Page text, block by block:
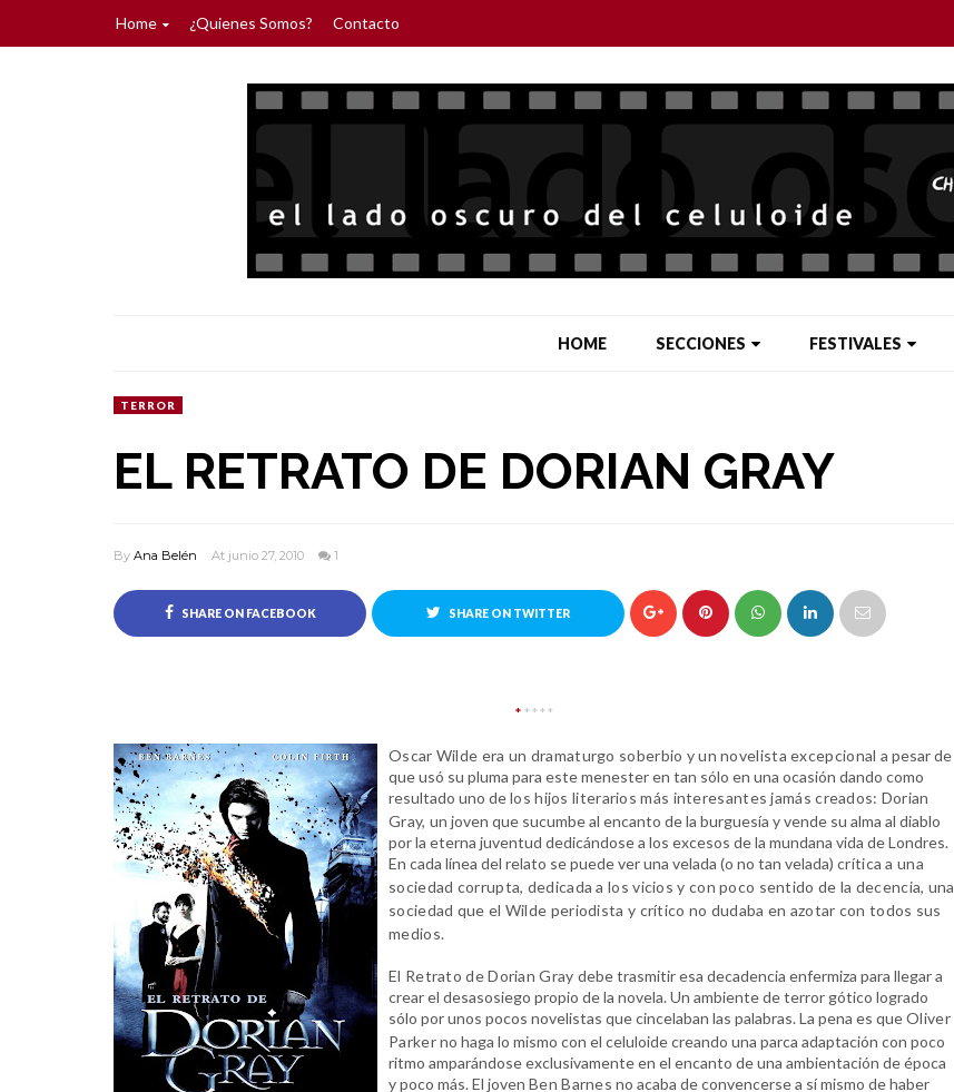
Home ¿Quienes Somos? Contacto
HOME SECCIONES FESTIVALES
TERROR
EL RETRATO DE DORIAN GRAY
By Ana Belén At junio 27, 2010 1
SHARE ON FACEBOOK SHARE ON TWITTER
*****
Oscar Wilde era un dramaturgo soberbio y un novelista excepcional a pesar de
que usó su pluma para este menester en tan sólo en una ocasión dando como
resultado uno delos hijos literarios más interesantes jamás creados: Dorian
Gray, un joven que sucumbe al encanto de la burguesía y vende su alma al diablo
por la eterna juventud dedicándose a los excesos de la mundana vida de Londres.
En cada línea del relato se puede ver una velada (o no tan velada) crítica a una
sociedad corrupta, dedicada a los vicios y con poco sentido de la decencia, una
sociedad que el Wilde periodista y crítico no dudaba en azotar con todos sus
medios.
El Retrato de Dorian Gray debe trasmitir esa decadencia enfermiza para llegar a
crear el desasosiego propio de la novela. Un ambiente de terror gótico logrado
sólo por unos pocos novelistas que cincelaban las palabras. La pena es queOliver
Parkerno haga lo mismo con el celuloide creando una parca adaptación con poco
ritmo amparándose exclusivamente en el encanto de una ambientación de época
y poco más. El joven Ben Barnesno acaba de convencerse a sí mismo de haber